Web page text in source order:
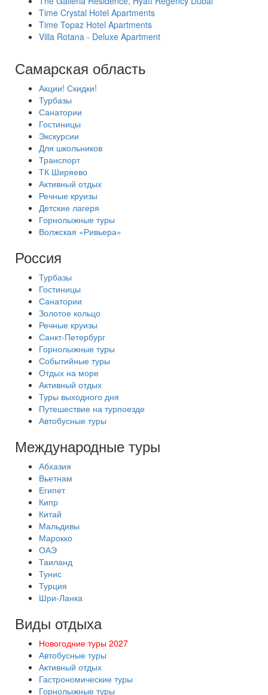
Time Crystal Hotel Apartments
Time Topaz Hotel Apartments
Villa Rotana - Deluxe Apartment
Самарская область
Акции! Скидки!
Турбазы
Санатории
Гостиницы
Экскурсии
Для школьников
Транспорт
ТК Ширяево
Активный отдых
Речные круизы
Детские лагеря
Горнолыжные туры
Волжская «Ривьера»
Россия
Турбазы
Гостиницы
Санатории
Золотое кольцо
Речные круизы
Санкт-Петербург
Горнолыжные туры
Событийные туры
Отдых на море
Активный отдых
Туры выходного дня
Путешествие на турпоезде
Автобусные туры
Международные туры
Абхазия
Вьетнам
Египет
Кипр
Китай
Мальдивы
Марокко
ОАЭ
Таиланд
Тунис
Турция
Шри-Ланка
Виды отдыха
Новогодние туры 2027
Автобусные туры
Активный отдых
Гастрономические туры
Горнолыжные туры